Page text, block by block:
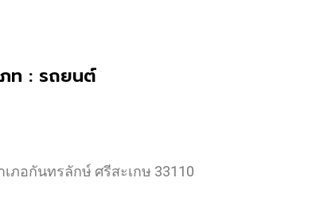
ภท : รถยนต์
ภอกันทรลักษ์ ศรีสะเกษ 33110